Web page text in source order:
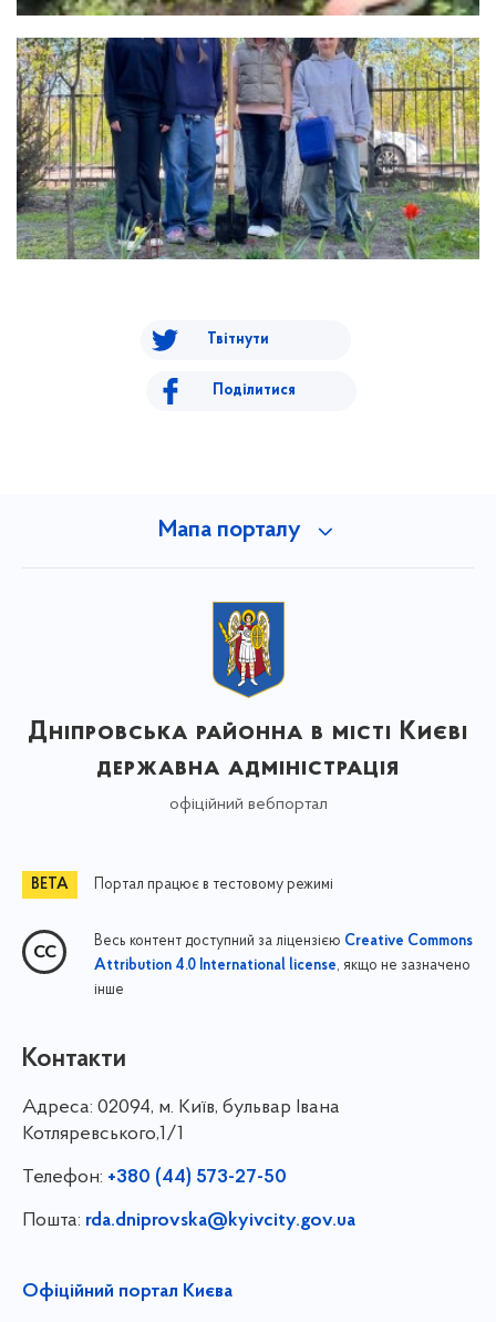
Твітнути
Поділитися
Мапа порталу
Дніпровська районна в місті Києві
державна адміністрація
офіційний вебпортал
Портал працює в тестовому режимі
Весь контент доступний за ліцензією Creative Commons
Attribution 4.0 International license, якщо не зазначено
інше
Контакти
Адреса: 02094, м. Київ, бульвар Івана
Котляревського,1/1
Телефон: +380 (44) 573-27-50
Пошта: rda.dniprovska@kyivcity.gov.ua
Офіційний портал Києва